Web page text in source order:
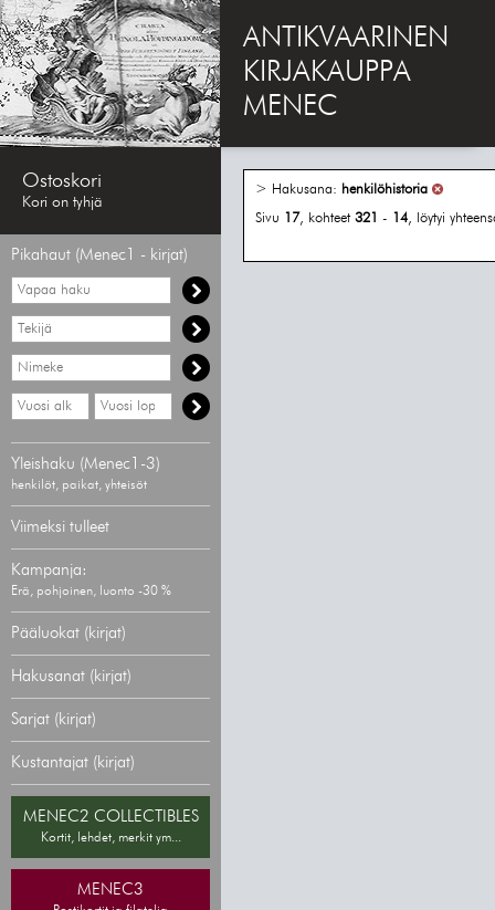
ANTIKVAARINEN
KIRJAKAUPPA
MENEC
Ostoskori
Kori on tyhjä
Pikahaut (Menec1 - kirjat)
Vapaa
haku
Hae
tekijää
Hae
nimekettä
Hae
vähimmäisvuosi
Hae
enimmäisvuosi
Yleishaku (Menec1-3)
henkilöt, paikat, yhteisöt
Viimeksi tulleet
Kampanja:
Erä, pohjoinen, luonto -30 %
Pääluokat (kirjat)
Hakusanat (kirjat)
Sarjat (kirjat)
Kustantajat (kirjat)
MENEC2 COLLECTIBLES
Kortit, lehdet, merkit ym...
MENEC3
> Hakusana: henkilöhistoria
Sivu 17, kohteet 321 - 14, löytyi